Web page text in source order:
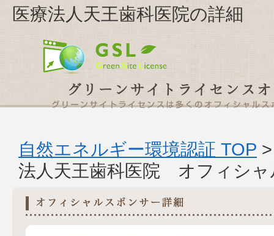
医療法人天王歯科医院の詳細
自然エネルギー環境認証 TOP
法人天王歯科医院 オフィシャ